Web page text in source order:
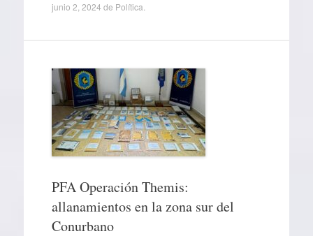
junio 2, 2024 de Política
PFA Operación Themis:
allanamientos en la zona sur del
Conurbano